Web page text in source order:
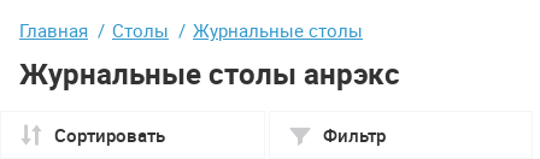
Главная Столы Журнальные столы
Журнальные столы анрэкс
Сортировать Фильтр